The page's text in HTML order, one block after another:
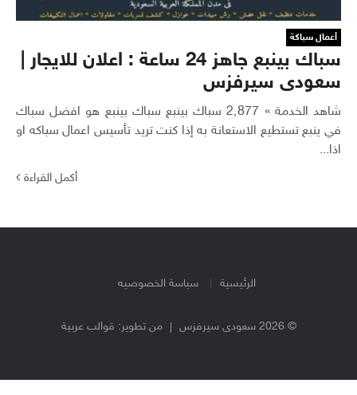
أعمال سباكة
سباك بينبع جاهز 24 ساعة : اعلان للايجار |
سعودى سيرفزس
شاهد الخدمة » 2٬877 سباك بينبع سباك بينبع هو افضل سباك
في ينبع تستطيع الاستعانة به إذا كنت تريد تأسيس اعمال سباكه او
اذا...
أكمل القراءة
الرئيسية سياسة الخصوصيه
© 2026 سعودى سيرفزس من تطوير: قوالب عربية